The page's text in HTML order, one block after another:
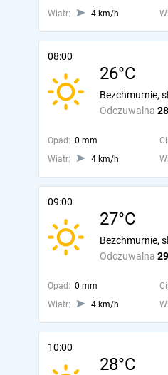
Wiatr: 4 km/h
08:00
26°C
Odczuwalna
Bezchmurnie,
Opad: 0 mm
Wiatr:
4 km/h
09:00
27°C
Odczuwalna
Bezchmurnie,
Opad: 0 mm
Wiatr:
4 km/h
10:00
28°C